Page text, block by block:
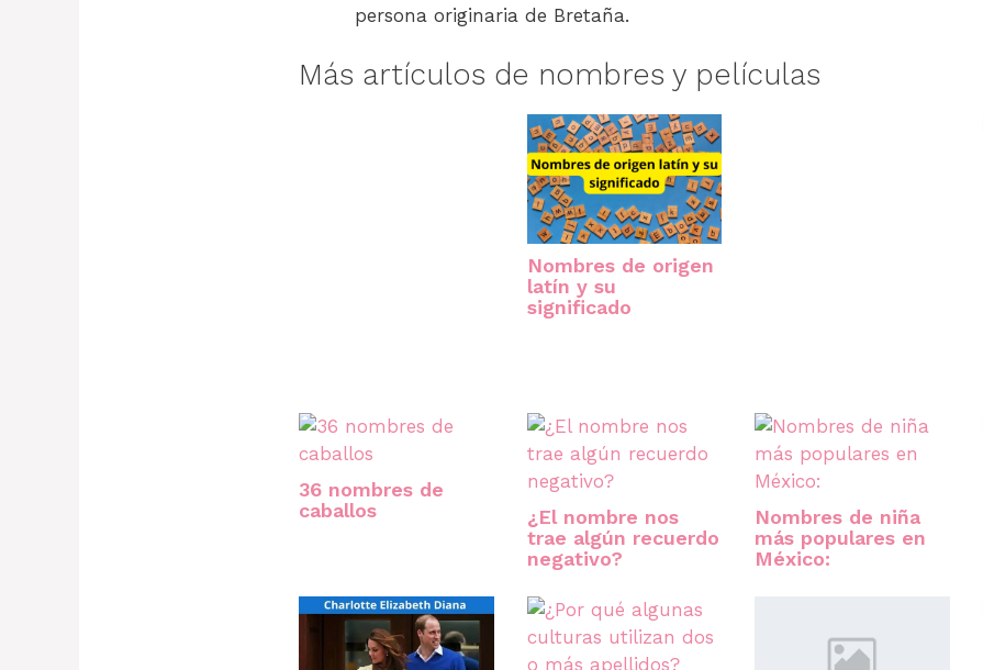
persona originaria de Bretaña.
Más artículos de nombres y películas
Nombres de origen
latín y su
significado
36 nombres de
caballos
¿El nombre nos
trae algún recuerdo
negativo?
Nombres de niña
más populares en
México: